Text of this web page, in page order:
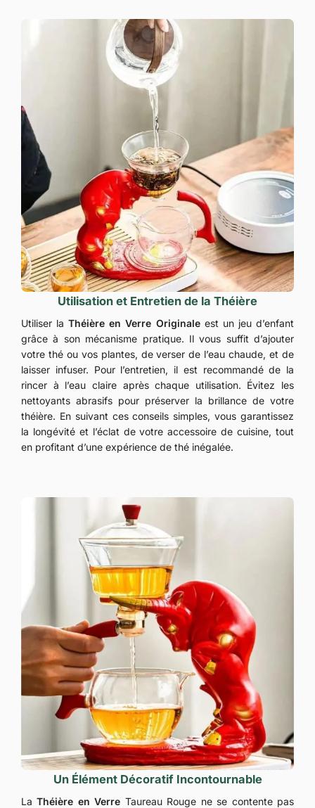
Utilisation et Entretien de la Théière
Utiliser laThéière en Verre Originaleest un jeu d’enfant
grâce à son mécanisme pratique. Il vous suffit d’ajouter
votre thé ou vos plantes, de verser de l’eau chaude, et de
laisser infuser. Pour l’entretien, il est recommandé de la
rincer à l’eau claire après chaque utilisation. Évitez les
nettoyants abrasifs pour préserver la brillance de votre
théière. En suivant ces conseils simples, vous garantissez
la longévité et l’éclat de votre accessoire de cuisine, tout
en profitant d’une expérience de thé inégalée.
Un Élément Décoratif Incontournable
LaThéière en Verre Taureau Rouge ne se contente pas